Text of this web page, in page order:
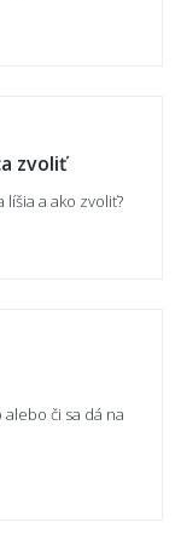
zvoliť
líšia a ako zvoliť?
či sa dá na